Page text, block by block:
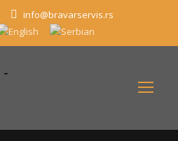
info@bravarservis.rs